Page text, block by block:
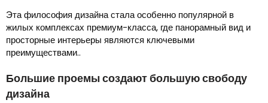
Эта философия дизайна стала особенно популярной в
жилых комплексах премиум-класса, где панорамный вид и
просторные интерьеры являются ключевыми
преимуществами..
Большие проемы создают большую свободу
дизайна